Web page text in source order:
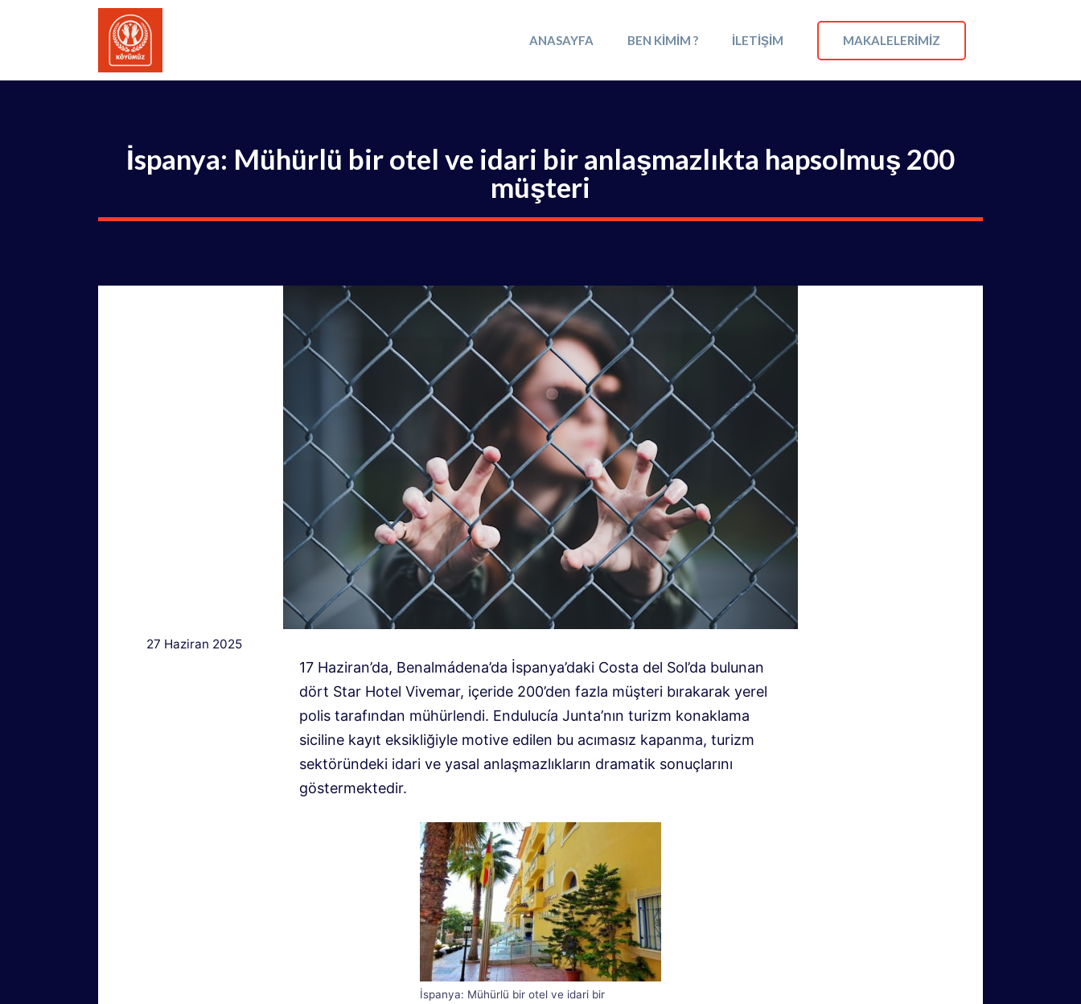
ANASAYFA BEN KIMIM ? İLETIŞIM MAKALELERIMIZ
İspanya: Mühürlü bir otel ve idari bir anlaşmazlıkta hapsolmuş 200
müşteri
27 Haziran 2025
17 Haziran’da, Benalmádena’da İspanya’daki Costa del Sol’da bulunan
dört Star Hotel Vivemar, içeride 200’den fazla müşteri bırakarak yerel
polis tarafından mühürlendi. Endulucía Junta’nın turizm konaklama
siciline kayıt eksikliğiyle motive edilen bu acımasız kapanma, turizm
sektöründeki idari ve yasal anlaşmazlıkların dramatik sonuçlarını
göstermektedir.
İspanya: Mühürlü bir otel ve idari bir